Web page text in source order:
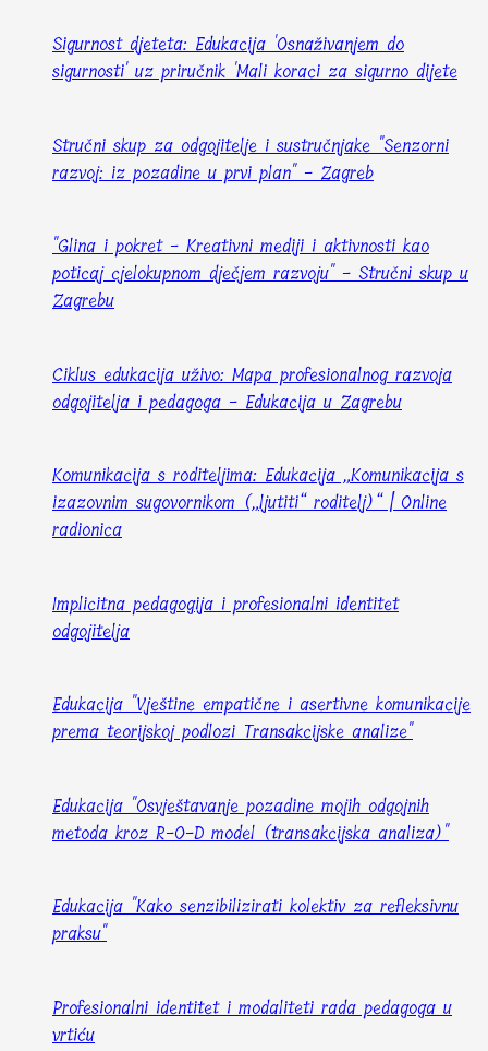
Sigurnost djeteta: Edukacija 'Osnaživanjem do
sigurnosti' uz priručnik 'Mali koraci za sigurno dijete
Stručni skup za odgojitelje i sustručnjake "Senzorni
razvoj: iz pozadine u prvi plan" - Zagreb
"Glina i pokret - Kreativni mediji i aktivnosti kao
poticaj cjelokupnom dječjem razvoju" - Stručni skup u
Zagrebu
Ciklus edukacija uživo: Mapa profesionalnog razvoja
odgojitelja i pedagoga - Edukacija u Zagrebu
Komunikacija s roditeljima: Edukacija „Komunikacija s
izazovnim sugovornikom („ljutiti“ roditelj)“ | Online
radionica
Implicitna pedagogija i profesionalni identitet
odgojitelja
Edukacija "Vještine empatične i asertivne komunikacije
prema teorijskoj podlozi Transakcijske analize"
Edukacija "Osvještavanje pozadine mojih odgojnih
metoda kroz R-O-D model (transakcijska analiza)"
Edukacija "Kako senzibilizirati kolektiv za refleksivnu
praksu"
Profesionalni identitet i modaliteti rada pedagoga u
vrtiću